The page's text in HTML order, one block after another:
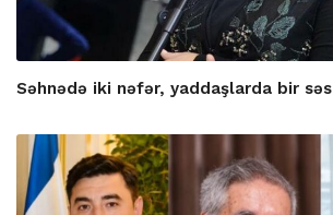
Səhnədə iki nəfər, yaddaşlarda bir səs